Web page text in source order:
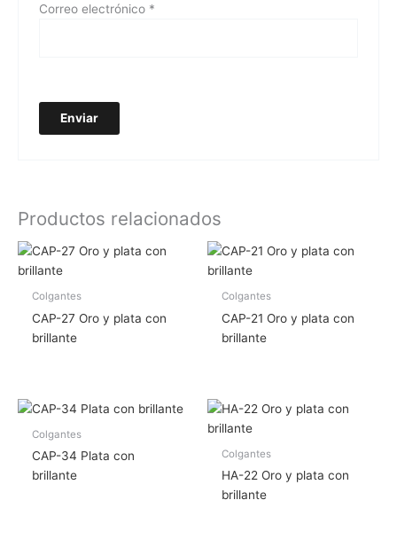
Correo electrónico *
Productos relacionados
Colgantes
CAP-27 Oro y plata con
brillante
Colgantes
CAP-21 Oro y plata con
brillante
Colgantes
CAP-34 Plata con
brillante
Colgantes
HA-22 Oro y plata con
brillante